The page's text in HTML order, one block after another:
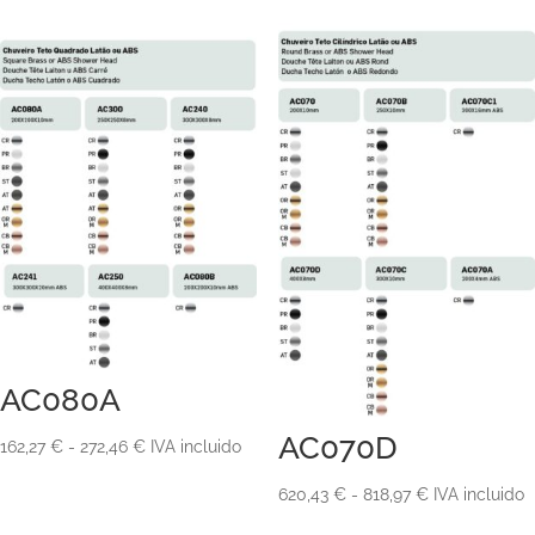
AC080A
162,27 € - 272,46 €Rango
IVA incluido AC070D
620,43 € - 818,97 €Rango
IVA incluido